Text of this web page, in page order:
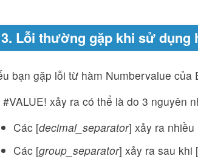
3. Lỗi thường gặp khi sử dụng
bạn gặp lỗi từ hàm Numbervalue của
#VALUE! xảy ra có thể là do 3 nguyên
Các [decimal_separator] xảy ra
Các [group_separator] xảy ra sau khi [